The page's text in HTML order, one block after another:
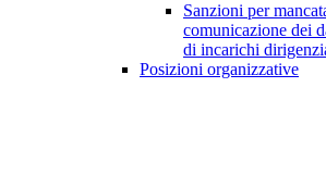
Sanzioni per
comunicazione dei
di incarichi
Posizioni organizzative